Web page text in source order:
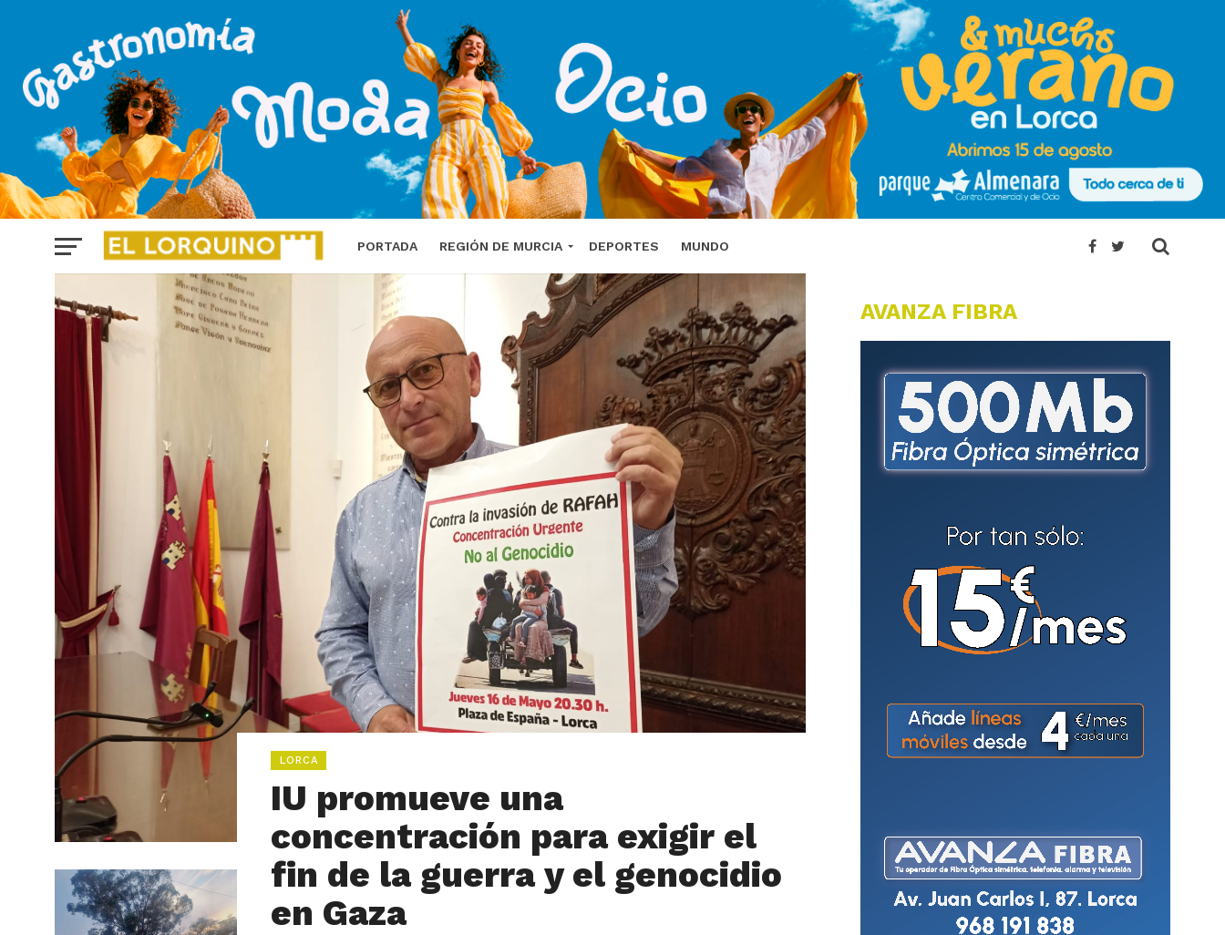
PORTADA REGIÓN DE MURCIA DEPORTES MUNDO
LORCA
IU promueve una
concentración para exigir el
fin de la guerra y el genocidio
en Gaza
AVANZA FIBRA